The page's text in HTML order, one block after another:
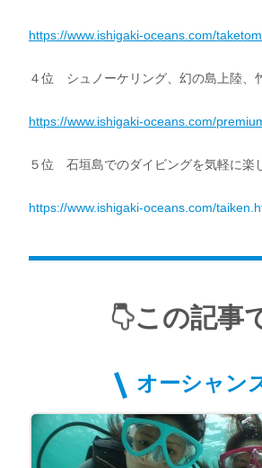
https://www.ishigaki-oceans.com/
４位 シュノーケリング、幻の島上陸、
https://www.ishigaki-oceans.com/
５位 石垣島でのダイビングを気軽に楽
https://www.ishigaki-oceans.com/
この記事
オーシャン